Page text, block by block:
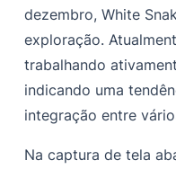
dezembro, White
exploração.
trabalhando
indicando uma
integração entre
Na captura de tela